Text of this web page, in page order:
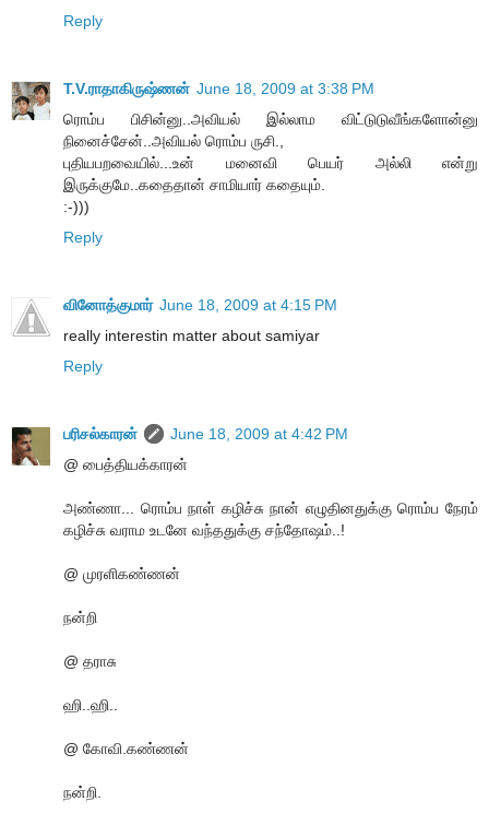
Reply
T.V.ராதாகிருஷ்ணன் June 18, 2009 at 3:38 PM
ரொம்ப பிசின்னு..அவியல் இல்லாம விட்டுடுவீங்களோன்னு
நினைச்சேன்..அவியல் ரொம்ப ருசி.,
புதியபறவையில்...உன் மனைவி பெயர் அல்லி என்று
இருக்குமே..கதைதான் சாமியார் கதையும்.
:-)))
Reply
வினோத்குமார் June 18, 2009 at 4:15 PM
really interestin matter about samiyar
Reply
பரிசல்காரன்
June 18, 2009 at 4:42 PM
@ பைத்தியக்காரன்
அண்ணா... ரொம்ப நாள் கழிச்சு நான் எழுதினதுக்கு ரொம்ப நேரம்
கழிச்சு வராம உடனே வந்ததுக்கு சந்தோஷம்..!
@ முரளிகண்ணன்
நன்றி
@ தராசு
ஹி..ஹி..
@ கோவி.கண்ணன்
நன்றி.